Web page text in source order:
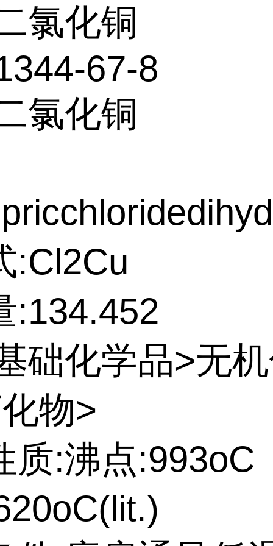
氯化铜
67-8
氯化铜
:Cl2Cu
:134.452
础化学品>无
物>
质:沸点:993oC